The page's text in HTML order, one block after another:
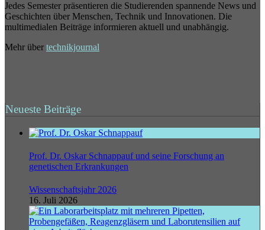
Jedes Semester präsentieren die Studierenden spannende News und
Geschichten über Menschen, Technik und Innovationen. Die
multimedialen Beiträge informieren aktuell und unabhängig.
Mehr über technikjournal
Neueste Beiträge
Prof. Dr. Oskar Schnappauf und seine Forschung an
genetischen Erkrankungen
Wissenschaftsjahr 2026
16. Juli 2026